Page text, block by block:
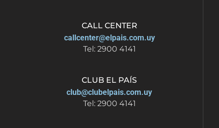
CALL CENTER
callcenter@elpais.com.uy
Tel: 2900 4141
CLUB EL PAÍS
club@clubelpais.com.uy
Tel: 2900 4141